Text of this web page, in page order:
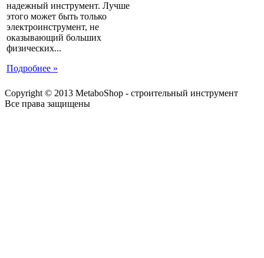
надежный инструмент. Лучше
этого может быть только
электроинструмент, не
оказывающий больших
физических...
Подробнее »
Copyright © 2013 MetaboShop - строительный инструмент
Все права защищены